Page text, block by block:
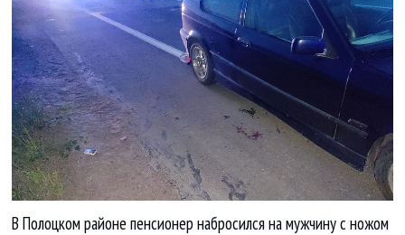
В Полоцком районе пенсионер набросился на мужчину с ножом